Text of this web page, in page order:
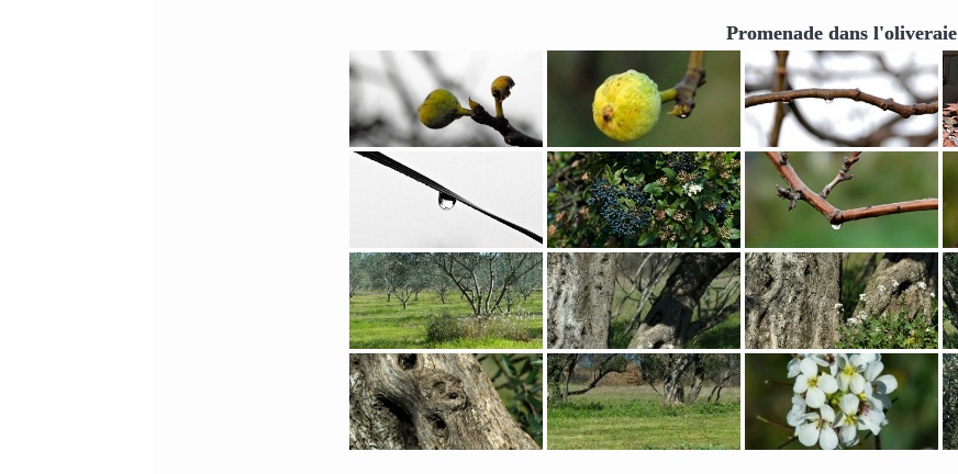
Promenade dans l'oliveraie